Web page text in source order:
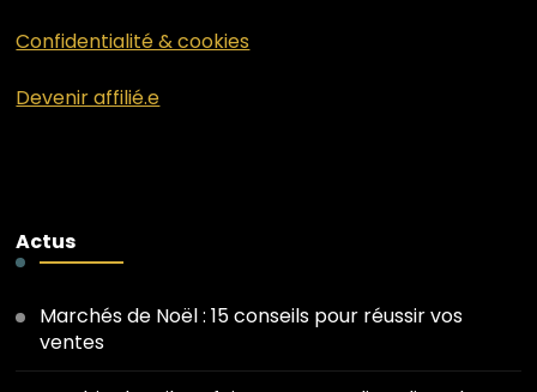
Confidentialité & cookies
Devenir affilié.e
Actus
Marchés de Noël : 15 conseils pour réussir vos
ventes